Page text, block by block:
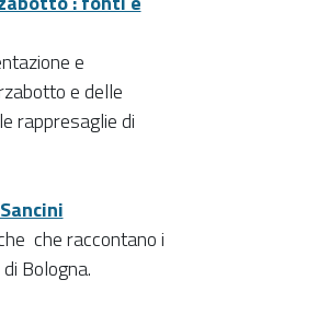
e
e delle
rappresaglie di
che raccontano i
Bologna.